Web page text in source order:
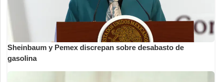
Sheinbaum y Pemex discrepan sobre desabasto de
gasolina